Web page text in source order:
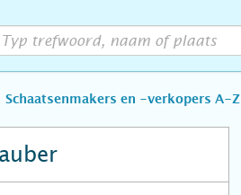
Schaatsenmakers en -verkopers A-Z